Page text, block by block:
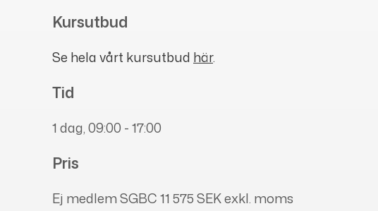
Kursutbud
Se hela vårt kursutbud här.
Tid
1 dag, 09:00 - 17:00
Pris
Ej medlem SGBC11 575 SEK exkl. moms